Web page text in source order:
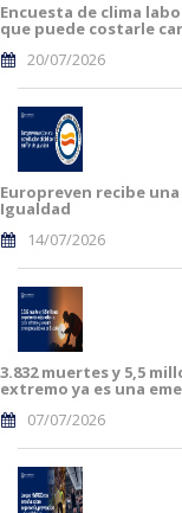
Encuesta de clima
que puede costarle
20/07/2026
Europreven recibe
Igualdad
14/07/2026
3.832 muertes y 5,5
extremo ya es una
07/07/2026